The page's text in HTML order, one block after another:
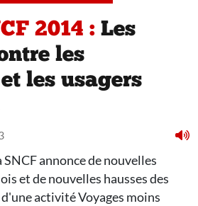
2014 : Les
les
les usagers
annonce de nouvelles
et de nouvelles hausses des
activité Voyages moins